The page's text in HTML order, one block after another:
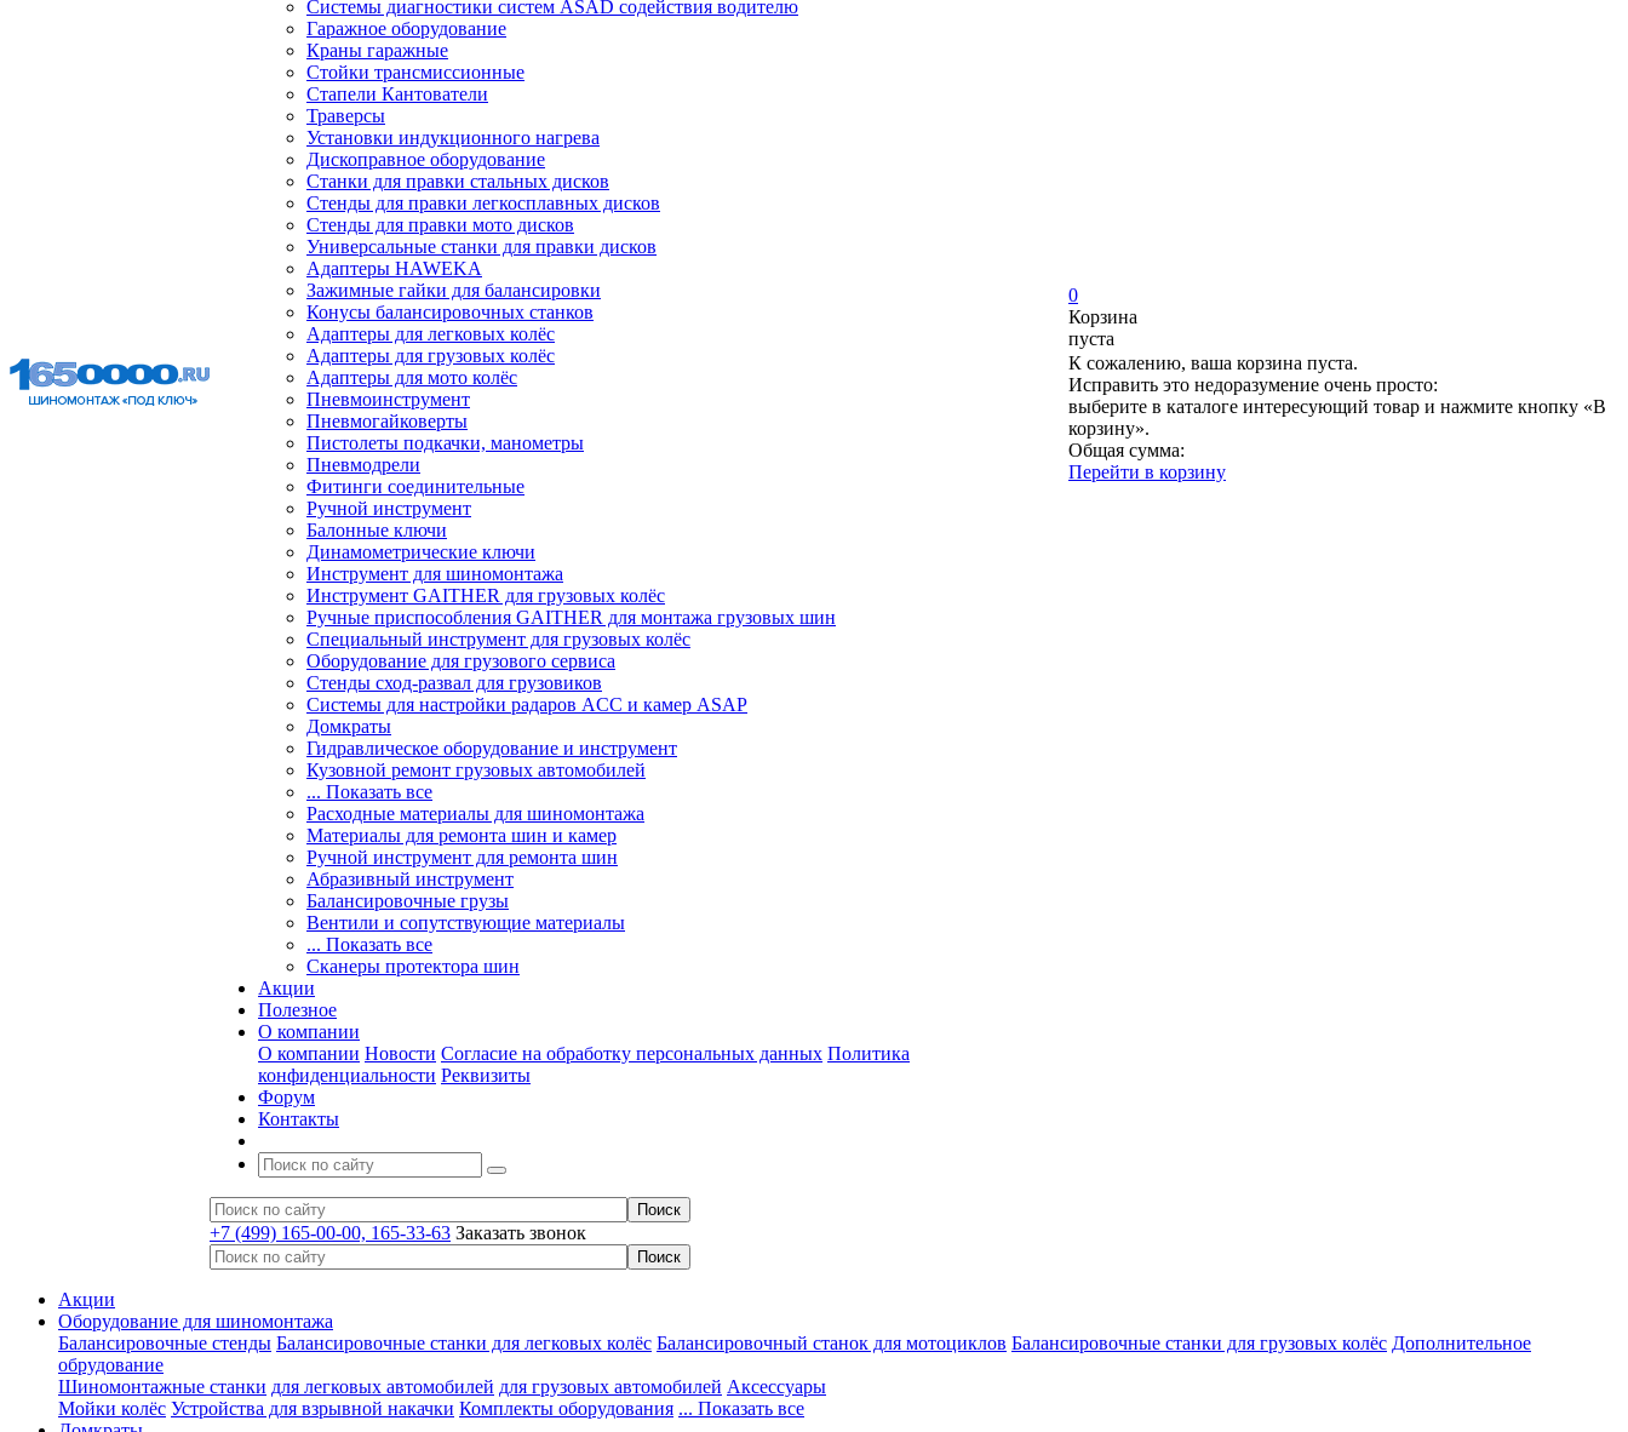
Системы диагностики систем ASAD содействия водителю
Гаражное оборудование
Краны гаражные
Стойки трансмиссионные
Стапели Кантователи
Траверсы
Установки индукционного нагрева
Дископравное оборудование
Станки для правки стальных дисков
Стенды для правки легкосплавных дисков
Стенды для правки мото дисков
Универсальные станки для правки дисков
Адаптеры HAWEKA
Зажимные гайки для балансировки
Конусы балансировочных станков
Адаптеры для легковых колёс
Адаптеры для грузовых колёс
Адаптеры для мото колёс
Пневмоинструмент
Пневмогайковерты
Пистолеты подкачки, манометры
Пневмодрели
Фитинги соединительные
Ручной инструмент
Балонные ключи
Динамометрические ключи
Инструмент для шиномонтажа
Инструмент GAITHER для грузовых колёс
Ручные приспособления GAITHER для монтажа грузовых шин
Специальный инструмент для грузовых колёс
Оборудование для грузового сервиса
Стенды сход-развал для грузовиков
Системы для настройки радаров ACC и камер ASAP
Домкраты
Гидравлическое оборудование и инструмент
Кузовной ремонт грузовых автомобилей
... Показать все
Расходные материалы для шиномонтажа
Материалы для ремонта шин и камер
Ручной инструмент для ремонта шин
Абразивный инструмент
Балансировочные грузы
Вентили и сопутствующие материалы
... Показать все
Сканеры протектора шин
Акции
Полезное
О компании
О компании Новости Согласие на обработку персональных данных Политика
конфиденциальности Реквизиты
Форум
Контакты
+7 (499) 165-00-00, 165-33-63 Заказать звонок
0
Корзина
пуста
К сожалению, ваша корзина пуста.
Исправить это недоразумение очень просто:
выберите в каталоге интересующий товар и нажмите кнопку «В
корзину».
Общая сумма:
Перейти в корзину
Акции
Оборудование для шиномонтажа
Балансировочные стенды Балансировочные станки для легковых колёс Балансировочный станок для мотоциклов Балансировочные станки для грузовых колёс Дополнительное
обрудование
Шиномонтажные станки для легковых автомобилей для грузовых автомобилей Аксессуары
Мойки колёс Устройства для взрывной накачки Комплекты оборудования ... Показать все